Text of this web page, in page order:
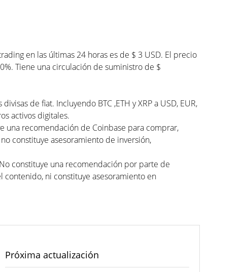
en las últimas 24 horas es de $ 3 USD. El precio
Tiene una circulación de suministro de $
de fiat. Incluyendo BTC ,ETH y XRP a USD, EUR,
activos digitales.
una recomendación de Coinbase para comprar,
constituye asesoramiento de inversión,
constituye una recomendación por parte de
ni constituye asesoramiento en
Próxima actualización